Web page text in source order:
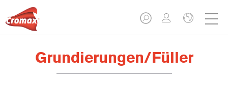
Grundierungen/Füller